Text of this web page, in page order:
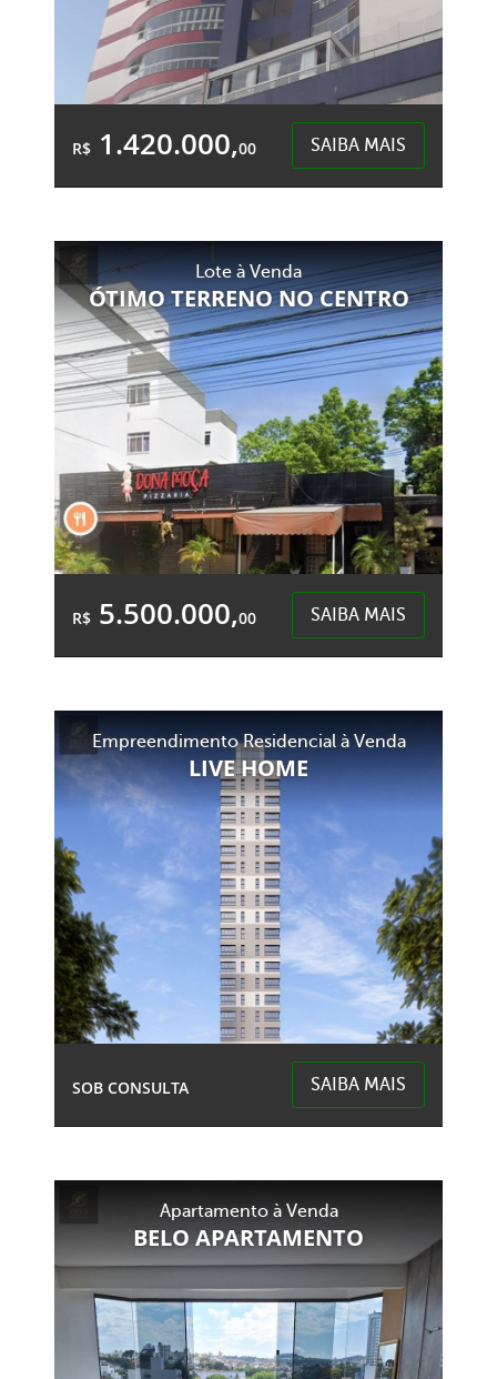
R$ 1.420.000,00 SAIBA MAIS
Área Total:
233,36m²
161,67m²
Centro - Chapecó
Lote à Venda
ÓTIMO TERRENO NO CENTRO
R$ 5.500.000,00 SAIBA MAIS
1.200,00m²
1.200,00m²
Centro - Chapecó
Empreendimento Residencial à Venda
LIVE HOME
SOB CONSULTA SAIBA MAIS
Apartamento à Venda
BELO APARTAMENTO